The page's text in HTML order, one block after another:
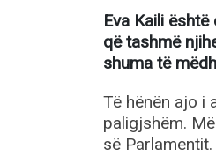
Eva Kaili
që tashmë
shuma të
Të hënën ajo i
paligjshëm.
së